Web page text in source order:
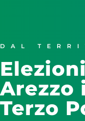
DAL
Arezzo
Terzo